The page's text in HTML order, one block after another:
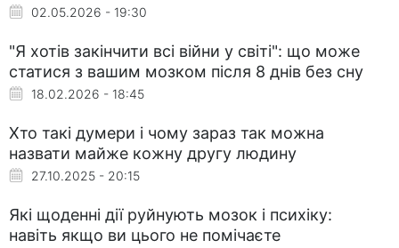
02.05.2026 - 19:30
"Я хотів закінчити всі війни у світі": що може
статися з вашим мозком після 8 днів без сну
18.02.2026 - 18:45
Хто такі думери і чому зараз так можна
назвати майже кожну другу людину
27.10.2025 - 20:15
Які щоденні дії руйнують мозок і психіку:
навіть якщо ви цього не помічаєте